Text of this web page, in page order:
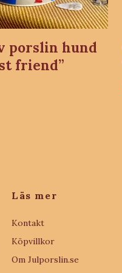
porslin hund
friend”
Läs mer
Kontakt
Köpvillkor
Om Julporslin.se